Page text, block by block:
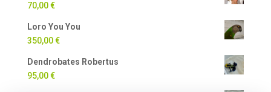
70,00€
Loro You You
350,00€
Dendrobates Robertus
95,00€